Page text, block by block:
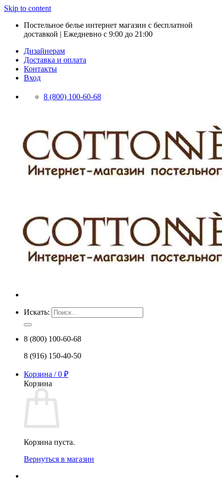
Skip to content
Постельное белье интернет магазин с бесплатной
доставкой | Ежедневно с 9:00 до 21:00
Дизайнерам
Доставка и оплата
Контакты
Вход
8 (800) 100-60-68
Искать:
8 (800) 100-60-68
8 (916) 150-40-50
Корзина /0 ₽
Корзина
Корзина пуста.
Вернуться в магазин